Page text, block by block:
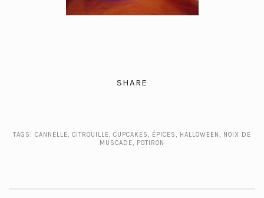
SHARE
TAGS: CANNELLE, CITROUILLE, CUPCAKES, ÉPICES, HALLOWEEN, NOIX DE
MUSCADE, POTIRON